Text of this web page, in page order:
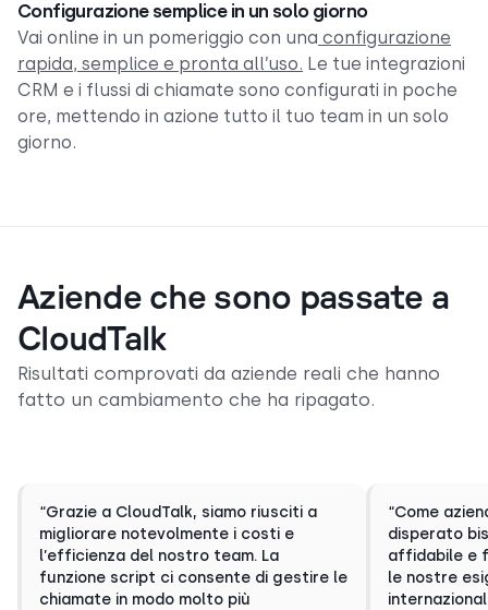
Configurazione semplice in un solo giorno
Vai online in un pomeriggio con una configurazione
rapida, semplice e pronta all’uso. Le tue integrazioni
CRM e i flussi di chiamate sono configurati in poche
ore, mettendo in azione tutto il tuo team in un solo
giorno.
Aziende che sono passate a
CloudTalk
Risultati comprovati da aziende reali che hanno
fatto un cambiamento che ha ripagato.
“Grazie a CloudTalk, siamo riusciti a
migliorare notevolmente i costi e
l’efficienza del nostro team. La
funzione script ci consente di gestire le
chiamate in modo molto più
“Come
disperato
affidabile e
le nostre